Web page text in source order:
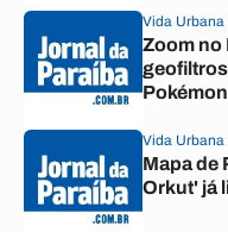
Vida Urbana
Zoom no
Vida Urbana
Mapa de
Orkut' já